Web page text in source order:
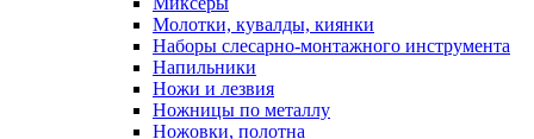
Молотки, кувалды, киянки
Наборы слесарно-монтажного инструмента
Напильники
Ножи и лезвия
Ножницы по металлу
Ножовки, полотна